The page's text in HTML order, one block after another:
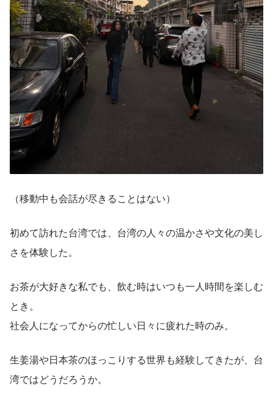
（移動中も会話が尽きることはない）
初めて訪れた台湾では、台湾の人々の温かさや文化の美し
さを体験した。
お茶が大好きな私でも、飲む時はいつも一人時間を楽しむ
とき。
社会人になってからの忙しい日々に疲れた時のみ。
生姜湯や日本茶のほっこりする世界も経験してきたが、台
湾ではどうだろうか。